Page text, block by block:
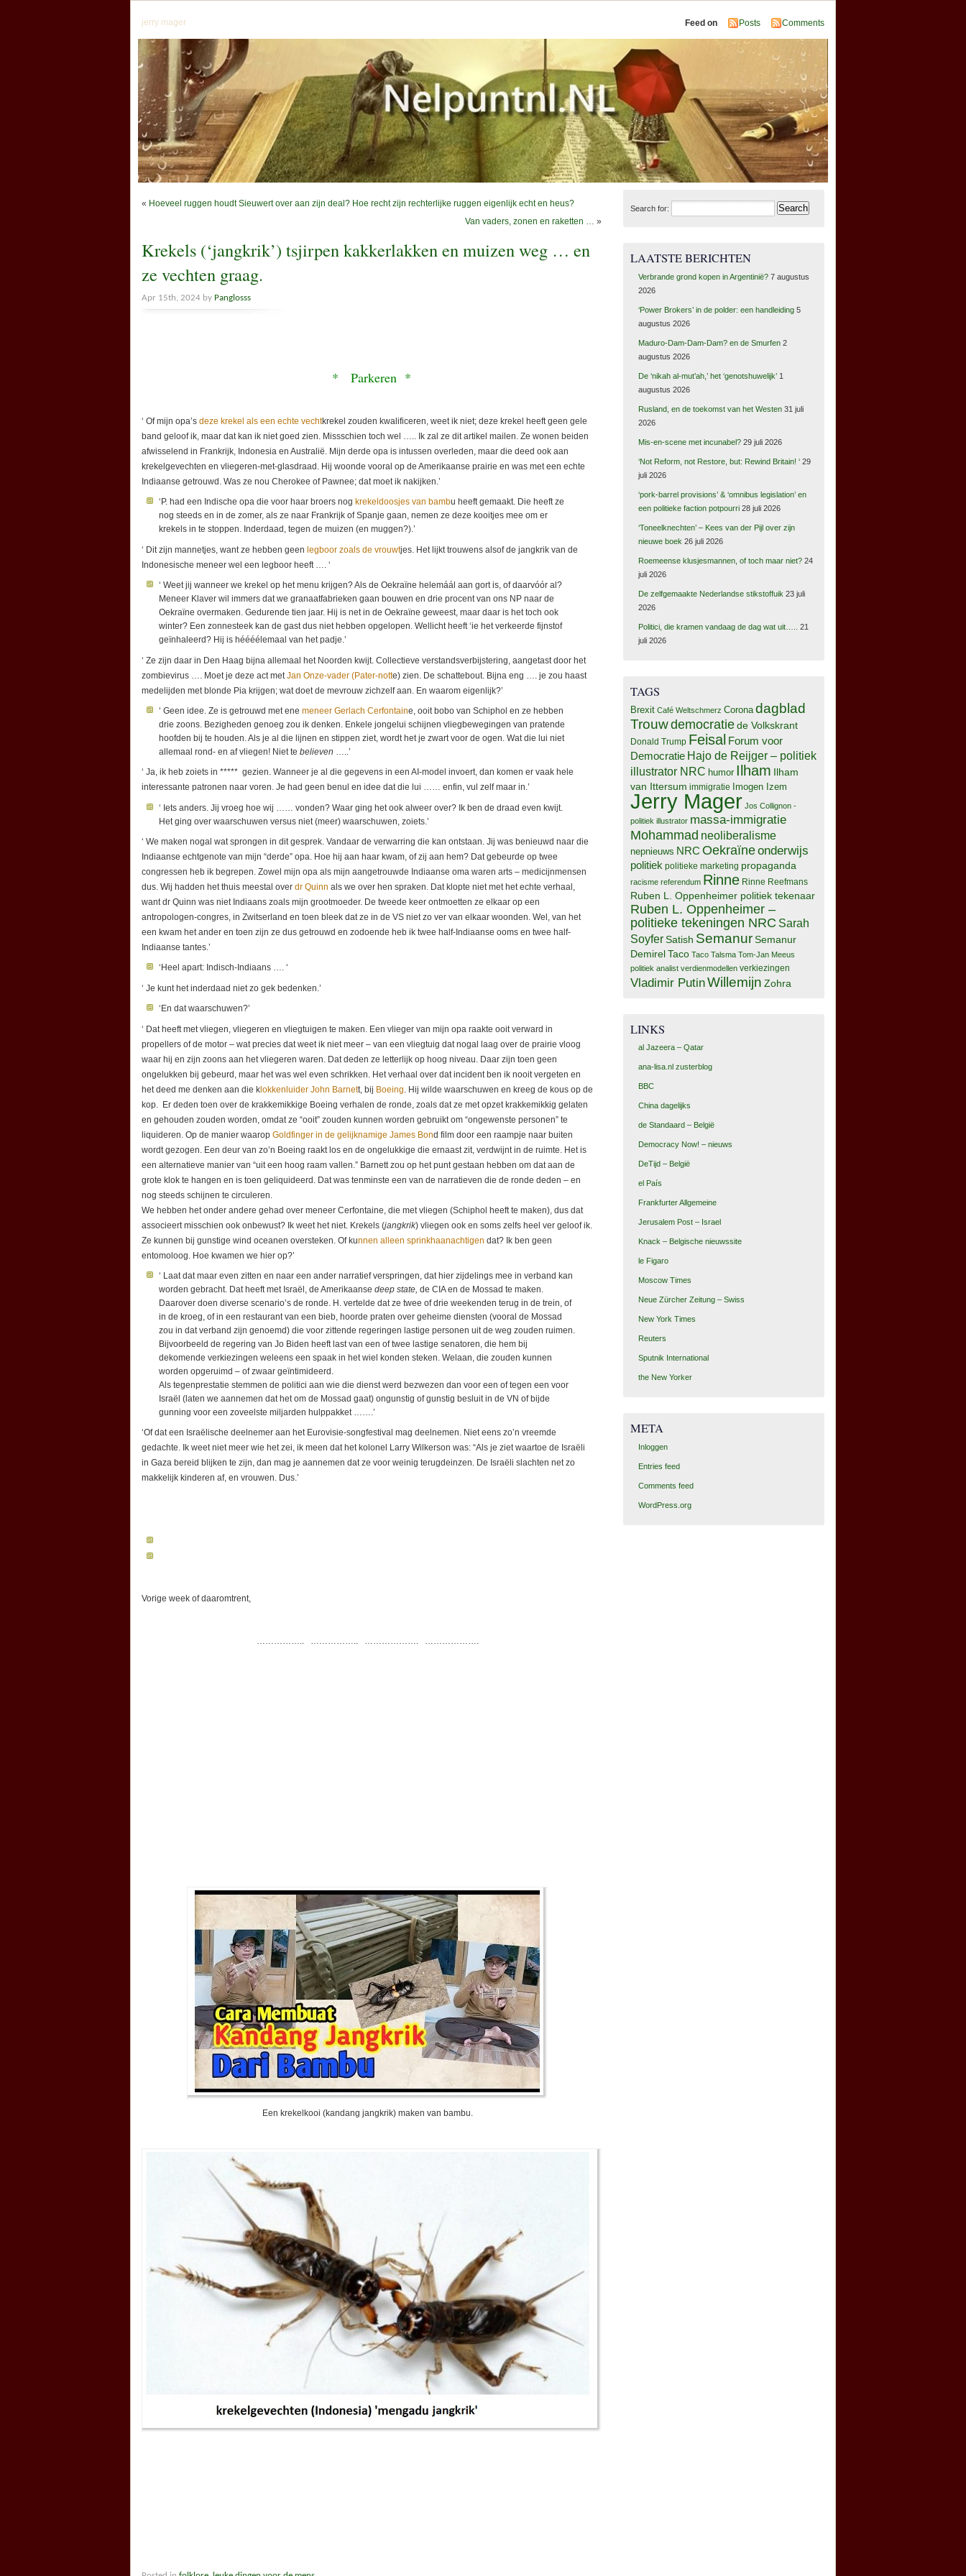
jerry mager Feed on Posts Comments
« Hoeveel ruggen houdt Sieuwert over aan zijn deal? Hoe recht zijn rechterlijke ruggen eigenlijk echt en heus?
Van vaders, zonen en raketten … »
Krekels (‘jangkrik’) tsjirpen kakkerlakken en muizen weg … en
ze vechten graag.
Apr 15th, 2024 by Panglosss
* Parkeren *
‘ Of mijn opa’s deze krekel als een echte vechtkrekel zouden kwalificeren, weet ik niet; deze krekel heeft geen gele
band geloof ik, maar dat kan ik niet goed zien. Missschien toch wel ….. Ik zal ze dit artikel mailen. Ze wonen beiden
afwisselend in Frankrijk, Indonesia en Australië. Mijn derde opa is intussen overleden, maar die deed ook aan
krekelgevechten en vliegeren-met-glasdraad. Hij woonde vooral op de Amerikaanse prairie en was met een echte
Indiaanse getrouwd. Was ze nou Cherokee of Pawnee; dat moet ik nakijken.’
‘P. had een Indische opa die voor haar broers nog krekeldoosjes van bambu heeft gemaakt. Die heeft ze
nog steeds en in de zomer, als ze naar Frankrijk of Spanje gaan, nemen ze deze kooitjes mee om er
krekels in te stoppen. Inderdaad, tegen de muizen (en muggen?).’
‘ Dit zijn mannetjes, want ze hebben geen legboor zoals de vrouwtjes. Het lijkt trouwens alsof de jangkrik van de
Indonesische meneer wel een legboor heeft …. ‘
‘ Weet jij wanneer we krekel op het menu krijgen? Als de Oekraïne helemáál aan gort is, of daarvóór al?
Meneer Klaver wil immers dat we granaatfabrieken gaan bouwen en drie procent van ons NP naar de
Oekraïne overmaken. Gedurende tien jaar. Hij is net in de Oekraïne geweest, maar daar is het toch ook
winter? Een zonnesteek kan de gast dus niet hebben opgelopen. Wellicht heeft ‘ie het verkeerde fijnstof
geïnhaleerd? Hij is héééélemaal van het padje.’
‘ Ze zijn daar in Den Haag bijna allemaal het Noorden kwijt. Collectieve verstandsverbijstering, aangetast door het
zombievirus …. Moet je deze act met Jan Onze-vader (Pater-notte) zien. De schattebout. Bijna eng …. je zou haast
medelijden met blonde Pia krijgen; wat doet de mevrouw zichzelf aan. En waarom eigenlijk?’
‘ Geen idee. Ze is getrouwd met ene meneer Gerlach Cerfontaine, ooit bobo van Schiphol en ze hebben
drie zoons. Bezigheden genoeg zou ik denken. Enkele jongelui schijnen vliegbewegingen van pratende
hoofden bij te houden. Als je al die lijnen en stippen ziet, wordt het je zwart voor de ogen. Wat die lui niet
allemaal rond- en af vliegen! Niet te believen …..’
‘ Ja, ik heb zoiets in ***** gezien. Wanneer je al die gegevens in een AI-model invoert, dan komen er vaak hele
interessante patronen naar voren. Je had geen benul en idee dat die lui …… enfin, vul zelf maar in.’
‘ Iets anders. Jij vroeg hoe wij …… vonden? Waar ging het ook alweer over? Ik ben de draad even kwijt.
Het ging over waarschuwen versus niet (meer) waarschuwen, zoiets.’
‘ We maken nogal wat sprongen in dit gesprek. Vandaar de verwarring die kan ontstaan. Jij was benieuwd naar die
Indiaanse echtgenote van mijn “derde” opa. Hoe hij aan haar kwam, of zij aan hem? Dat gebeurde op twee
congressen heb ik begrepen. Zowel mijn opa als mijn aangetrouwde Indiaanse oma waren arts – medicijnmensen
dus. Wij hadden het thuis meestal over dr Quinn als we over hen spraken. Dat klopte niet met het echte verhaal,
want dr Quinn was niet Indiaans zoals mijn grootmoeder. De tweede keer ontmoetten ze elkaar op een
antropologen-congres, in Zwitserland en toen bleek dat ze in de VS niet zo ver van elkaar woonden. Wel, van het
een kwam het ander en toen zijn ze dus getrouwd en zodoende heb ik twee half-Indiaanse ooms en twee half-
Indiaanse tantes.’
‘Heel apart: Indisch-Indiaans …. ‘
‘ Je kunt het inderdaad niet zo gek bedenken.’
‘En dat waarschuwen?’
‘ Dat heeft met vliegen, vliegeren en vliegtuigen te maken. Een vlieger van mijn opa raakte ooit verward in
propellers of de motor – wat precies dat weet ik niet meer – van een vliegtuig dat nogal laag over de prairie vloog
waar hij en zijn zoons aan het vliegeren waren. Dat deden ze letterlijk op hoog niveau. Daar zijn toen geen
ongelukken bij gebeurd, maar het was wel even schrikken. Het verhaal over dat incident ben ik nooit vergeten en
het deed me denken aan die klokkenluider John Barnett, bij Boeing . Hij wilde waarschuwen en kreeg de kous op de
kop. Er deden toen over de krakkemikkige Boeing verhalen de ronde, zoals dat ze met opzet krakkemikkig gelaten
en gehouden zouden worden, omdat ze “ooit” zouden kunnen worden gebruikt om “ongewenste personen” te
liquideren. Op de manier waarop Goldfinger in de gelijknamige James Bond film door een raampje naar buiten
wordt gezogen. Een deur van zo’n Boeing raakt los en de ongelukkige die ernaast zit, verdwijnt in de ruimte. Het is
een alternatieve manier van “uit een hoog raam vallen.” Barnett zou op het punt gestaan hebben om dat aan de
grote klok te hangen en is toen geliquideerd. Dat was tenminste een van de narratieven die de ronde deden – en
nog steeds schijnen te circuleren.
We hebben het onder andere gehad over meneer Cerfontaine, die met vliegen (Schiphol heeft te maken), dus dat
associeert misschien ook onbewust? Ik weet het niet. Krekels (jangkrik) vliegen ook en soms zelfs heel ver geloof ik.
Ze kunnen bij gunstige wind oceanen oversteken. Of kunnen alleen sprinkhaanachtigen dat? Ik ben geen
entomoloog. Hoe kwamen we hier op?’
‘ Laat dat maar even zitten en naar een ander narratief verspringen, dat hier zijdelings mee in verband kan
worden gebracht. Dat heeft met Israël, de Amerikaanse deep state, de CIA en de Mossad te maken.
Daarover doen diverse scenario’s de ronde. H. vertelde dat ze twee of drie weekenden terug in de trein, of
in de kroeg, of in een restaurant van een bieb, hoorde praten over geheime diensten (vooral de Mossad
zou in dat verband zijn genoemd) die voor zittende regeringen lastige personen uit de weg zouden ruimen.
Bijvoorbeeld de regering van Jo Biden heeft last van een of twee lastige senatoren, die hem bij
dekomende verkiezingen weleens een spaak in het wiel konden steken. Welaan, die zouden kunnen
worden opgeruimd – of zwaar geïntimideerd.
Als tegenprestatie stemmen de politici aan wie die dienst werd bezwezen dan voor een of tegen een voor
Israël (laten we aannemen dat het om de Mossad gaat) ongunstig of gunstig besluit in de VN of bijde
gunning voor een zoveelste miljarden hulppakket …….’
‘Of dat een Israëlische deelnemer aan het Eurovisie-songfestival mag deelnemen. Niet eens zo’n vreemde
gedachte. Ik weet niet meer wie het zei, ik meen dat het kolonel Larry Wilkerson was: “Als je ziet waartoe de Israëli
in Gaza bereid blijken te zijn, dan mag je aannemen dat ze voor weinig terugdeinzen. De Israëli slachten net zo
makkelijk kinderen af, en vrouwen. Dus.’
Vorige week of daaromtrent,
Een krekelkooi (kandang jangkrik) maken van bambu.
Search for:
LAATSTE BERICHTEN
Verbrande grond kopen in Argentinië? 7 augustus
2026
‘Power Brokers’ in de polder: een handleiding 5
augustus 2026
Maduro-Dam-Dam-Dam? en de Smurfen 2
augustus 2026
De ‘nikah al-mut’ah,’ het ‘genotshuwelijk’ 1
augustus 2026
Rusland, en de toekomst van het Westen 31 juli
2026
Mis-en-scene met incunabel? 29 juli 2026
‘Not Reform, not Restore, but: Rewind Britain! ‘ 29
juli 2026
‘pork-barrel provisions’ & ‘omnibus legislation’ en
een politieke faction potpourri 28 juli 2026
‘Toneelknechten’ – Kees van der Pijl over zijn
nieuwe boek 26 juli 2026
Roemeense klusjesmannen, of toch maar niet? 24
juli 2026
De zelfgemaakte Nederlandse stikstoffuik 23 juli
2026
Politici, die kramen vandaag de dag wat uit…..
21
juli 2026
TAGS
Brexit Café Weltschmerz Corona dagblad
Trouwdemocratiede Volkskrant
Donald Trump Feisal Forum voor
Democratie Hajo de Reijger – politiek
illustrator NRC humor Ilham Ilham
van Ittersum immigratie Imogen Izem
Jerry Mager Jos Collignon -
politiek illustrator massa-immigratie
Mohammad neoliberalisme
nepnieuws NRC Oekraïneonderwijs
politiek politieke marketing propaganda
racisme referendum Rinne Rinne Reefmans
Ruben L. Oppenheimer politiek tekenaar
Ruben L. Oppenheimer –
politieke tekeningen NRC Sarah
Soyfer Satish SemanurSemanur
DemirelTaco Taco Talsma Tom-Jan Meeus
politiek analist verdienmodellen verkiezingen
Vladimir PutinWillemijn Zohra
LINKS
al Jazeera – Qatar
ana-lisa.nl zusterblog
BBC
China dagelijks
de Standaard – België
Democracy Now! – nieuws
DeTijd – België
el País
Frankfurter Allgemeine
Jerusalem Post – Israel
Knack – Belgische nieuwssite
le Figaro
Moscow Times
Neue Zürcher Zeitung – Swiss
New York Times
Reuters
Sputnik International
the New Yorker
META
Inloggen
Entries feed
Comments feed
WordPress.org